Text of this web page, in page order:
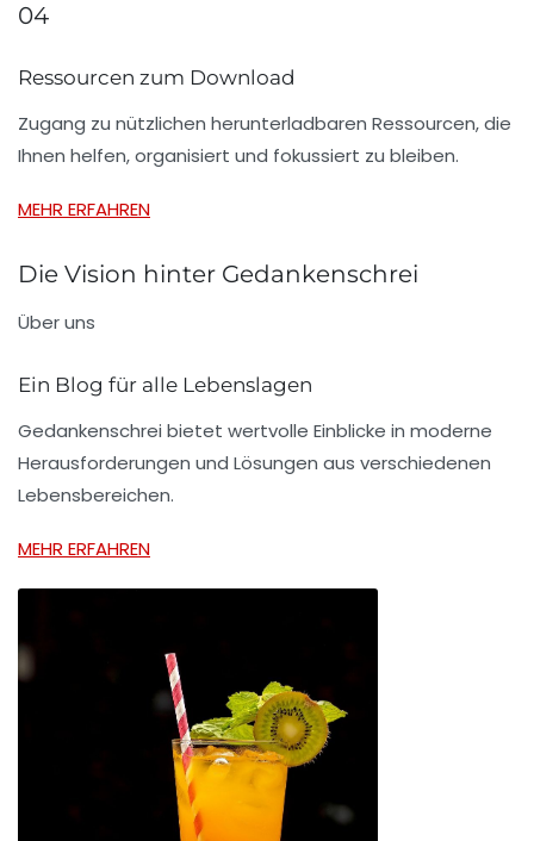
04
Ressourcen zum Download
Zugang zu nützlichen herunterladbaren Ressourcen, die
Ihnen helfen, organisiert und fokussiert zu bleiben.
MEHR ERFAHREN
Die Vision hinter Gedankenschrei
Über uns
Ein Blog für alle Lebenslagen
Gedankenschrei bietet wertvolle Einblicke in moderne
Herausforderungen und Lösungen aus verschiedenen
Lebensbereichen.
MEHR ERFAHREN